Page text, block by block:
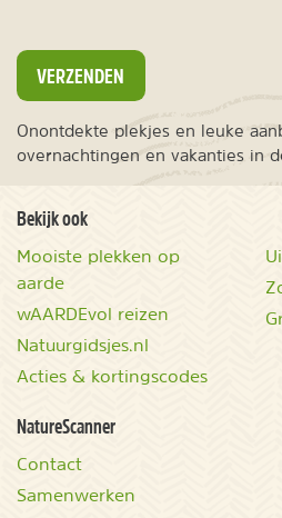
VERZENDEN
Onontdekte plekjes en leuke
overnachtingen en vakanties in
Bekijk ook
Mooiste plekken op
aarde
wAARDEvol reizen
Natuurgidsjes.nl
Acties & kortingscodes
NatureScanner
Contact
Samenwerken